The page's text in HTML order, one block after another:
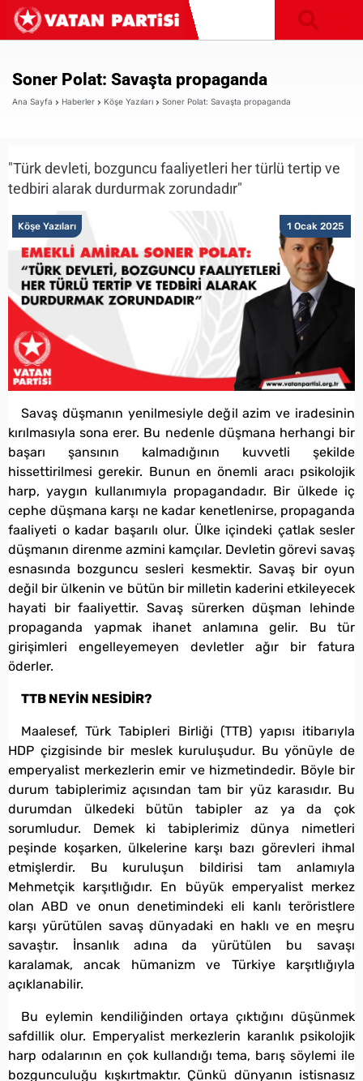
Soner Polat: Savaşta propaganda
Ana Sayfa Haberler Köşe Yazıları Soner Polat: Savaşta propaganda
"Türk devleti, bozguncu faaliyetleri her türlü tertip ve
tedbiri alarak durdurmak zorundadır"
1 Ocak 2025
Köşe Yazıları
Savaş düşmanın yenilmesiyle değil azim ve iradesinin
kırılmasıyla sona erer. Bu nedenle düşmana herhangi bir
başarı şansının kalmadığının kuvvetli şekilde
hissettirilmesi gerekir. Bunun en önemli aracı psikolojik
harp, yaygın kullanımıyla propagandadır. Bir ülkede iç
cephe düşmana karşı ne kadar kenetlenirse, propaganda
faaliyeti o kadar başarılı olur. Ülke içindeki çatlak sesler
düşmanın direnme azmini kamçılar. Devletin görevi savaş
esnasında bozguncu sesleri kesmektir. Savaş bir oyun
değil bir ülkenin ve bütün bir milletin kaderini etkileyecek
hayati bir faaliyettir. Savaş sürerken düşman lehinde
propaganda yapmak ihanet anlamına gelir. Bu tür
girişimleri engelleyemeyen devletler ağır bir fatura
öderler.
TTB NEYİN NESİDİR?
Maalesef, Türk Tabipleri Birliği (TTB) yapısı itibarıyla
HDP çizgisinde bir meslek kuruluşudur. Bu yönüyle de
emperyalist merkezlerin emir ve hizmetindedir. Böyle bir
durum tabiplerimiz açısından tam bir yüz karasıdır. Bu
durumdan ülkedeki bütün tabipler az ya da çok
sorumludur. Demek ki tabiplerimiz dünya nimetleri
peşinde koşarken, ülkelerine karşı bazı görevleri ihmal
etmişlerdir. Bu kuruluşun bildirisi tam anlamıyla
Mehmetçik karşıtlığıdır. En büyük emperyalist merkez
olan ABD ve onun denetimindeki eli kanlı teröristlere
karşı yürütülen savaş dünyadaki en haklı ve en meşru
savaştır. İnsanlık adına da yürütülen bu savaşı
karalamak, ancak hümanizm ve Türkiye karşıtlığıyla
açıklanabilir.
Bu eylemin kendiliğinden ortaya çıktığını düşünmek
safdillik olur. Emperyalist merkezlerin karanlık psikolojik
harp odalarının en çok kullandığı tema, barış söylemi ile
bozgunculuğu kışkırtmaktır. Çünkü dünyanın istisnasız